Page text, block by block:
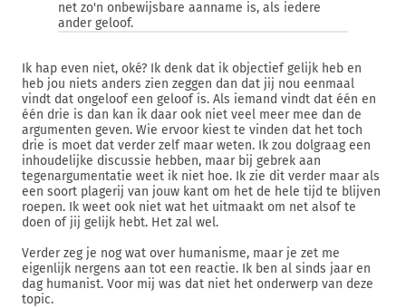
net zo'n onbewijsbare aanname is, als iedere
ander geloof.
Ik hap even niet, oké? Ik denk dat ik objectief gelijk heb en
heb jou niets anders zien zeggen dan dat jij nou eenmaal
vindt dat ongeloof een geloof is. Als iemand vindt dat één en
één drie is dan kan ik daar ook niet veel meer mee dan de
argumenten geven. Wie ervoor kiest te vinden dat het toch
drie is moet dat verder zelf maar weten. Ik zou dolgraag een
inhoudelijke discussie hebben, maar bij gebrek aan
tegenargumentatie weet ik niet hoe. Ik zie dit verder maar als
een soort plagerij van jouw kant om het de hele tijd te blijven
roepen. Ik weet ook niet wat het uitmaakt om net alsof te
doen of jij gelijk hebt. Het zal wel.
Verder zeg je nog wat over humanisme, maar je zet me
eigenlijk nergens aan tot een reactie. Ik ben al sinds jaar en
dag humanist. Voor mij was dat niet het onderwerp van deze
topic.